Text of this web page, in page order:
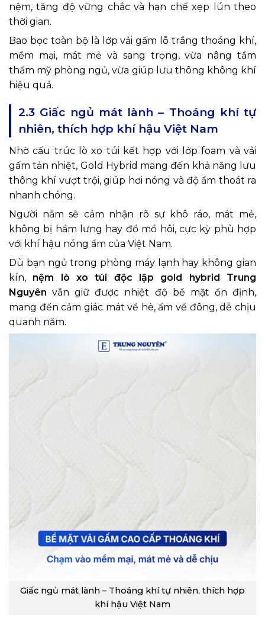
nệm, tăng độ vững chắc và hạn chế xẹp lún theo
thời gian.
Bao bọc toàn bộ là lớp vải gấm lỗ trắng thoáng khí,
mềm mại, mát mẻ và sang trọng, vừa nâng tầm
thẩm mỹ phòng ngủ, vừa giúp lưu thông không khí
hiệu quả.
2.3 Giấc ngủ mát lành – Thoáng khí tự
nhiên, thích hợp khí hậu Việt Nam
Nhờ cấu trúc lò xo túi kết hợp với lớp foam và vải
gấm tản nhiệt, Gold Hybrid mang đến khả năng lưu
thông khí vượt trội, giúp hơi nóng và độ ẩm thoát ra
nhanh chóng.
Người nằm sẽ cảm nhận rõ sự khô ráo, mát mẻ,
không bị hầm lưng hay đổ mồ hôi, cực kỳ phù hợp
với khí hậu nóng ẩm của Việt Nam.
Dù bạn ngủ trong phòng máy lạnh hay không gian
kín, nệm lò xo túi độc lập gold hybrid Trung
Nguyên vẫn giữ được nhiệt độ bề mặt ổn định,
mang đến cảm giác mát về hè, ấm về đông, dễ chịu
quanh năm.
Giấc ngủ mát lành – Thoáng khí tự nhiên, thích hợp
khí hậu Việt Nam